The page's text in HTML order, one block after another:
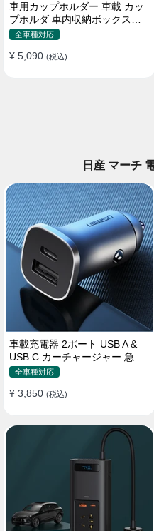
車用カップホルダー 車載 カッ
プホルダ 車内収納ボックス車
載テーブル スマホ置き 調整可
止め 小物置き 多機能 使い勝手
全車種対応
¥ 5,090 (税込)
日産 マーチ
車載充電器 2ポート USB A &
USB C カーチャージャー 急速
充電USB [36W 12V-24V ]
全車種対応
¥ 3,850 (税込)